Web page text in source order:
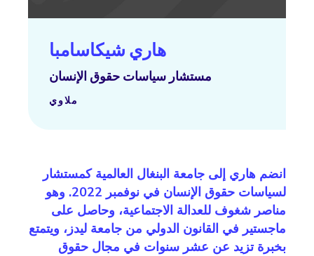
هاري شيكاسامبا
مستشار سياسات حقوق الإنسان
ملاوي
انضم هاري إلى جامعة البنغال العالمية كمستشار
لسياسات حقوق الإنسان في نوفمبر 2022. وهو
مناصر شغوف للعدالة الاجتماعية، وحاصل على
ماجستير في القانون الدولي من جامعة ليدز، ويتمتع
بخبرة تزيد عن عشر سنوات في مجال حقوق